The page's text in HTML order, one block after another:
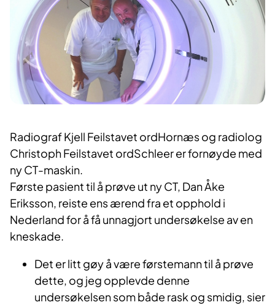
Radiograf Kjell Feilstavet ordHornæs og radiolog
Christoph Feilstavet ordSchleer er fornøyde med
ny CT-maskin.
Første pasient til å prøve ut ny CT, Dan Åke
Eriksson, reiste ens ærend fra et opphold i
Nederland for å få unnagjort undersøkelse av en
kneskade.
Det er litt gøy å være førstemann til å prøve
dette, og jeg opplevde denne
undersøkelsen som både rask og smidig, sier